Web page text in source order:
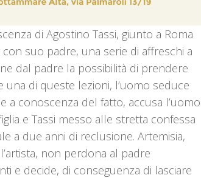
di Agostino Tassi, giunto a Roma
suo padre, una serie di affreschi a
dal padre la possibilità di prendere
una di queste lezioni, l’uomo seduce
a conoscenza del fatto, accusa l’uomo
e Tassi messo alle stretta confessa
a due anni di reclusione. Artemisia,
non perdona al padre
e decide, di conseguenza di lasciare